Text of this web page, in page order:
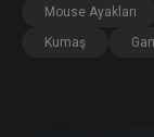
Mouse Ayakları
Kumaş